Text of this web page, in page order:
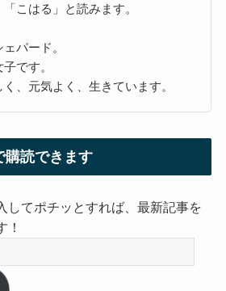
「こはる」と読みます。
パード。
です。
、元気よく、生きています。
購読できます
してポチッとすれば、最新記事を
！